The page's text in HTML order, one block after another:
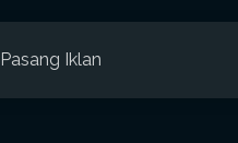
Pasang Iklan